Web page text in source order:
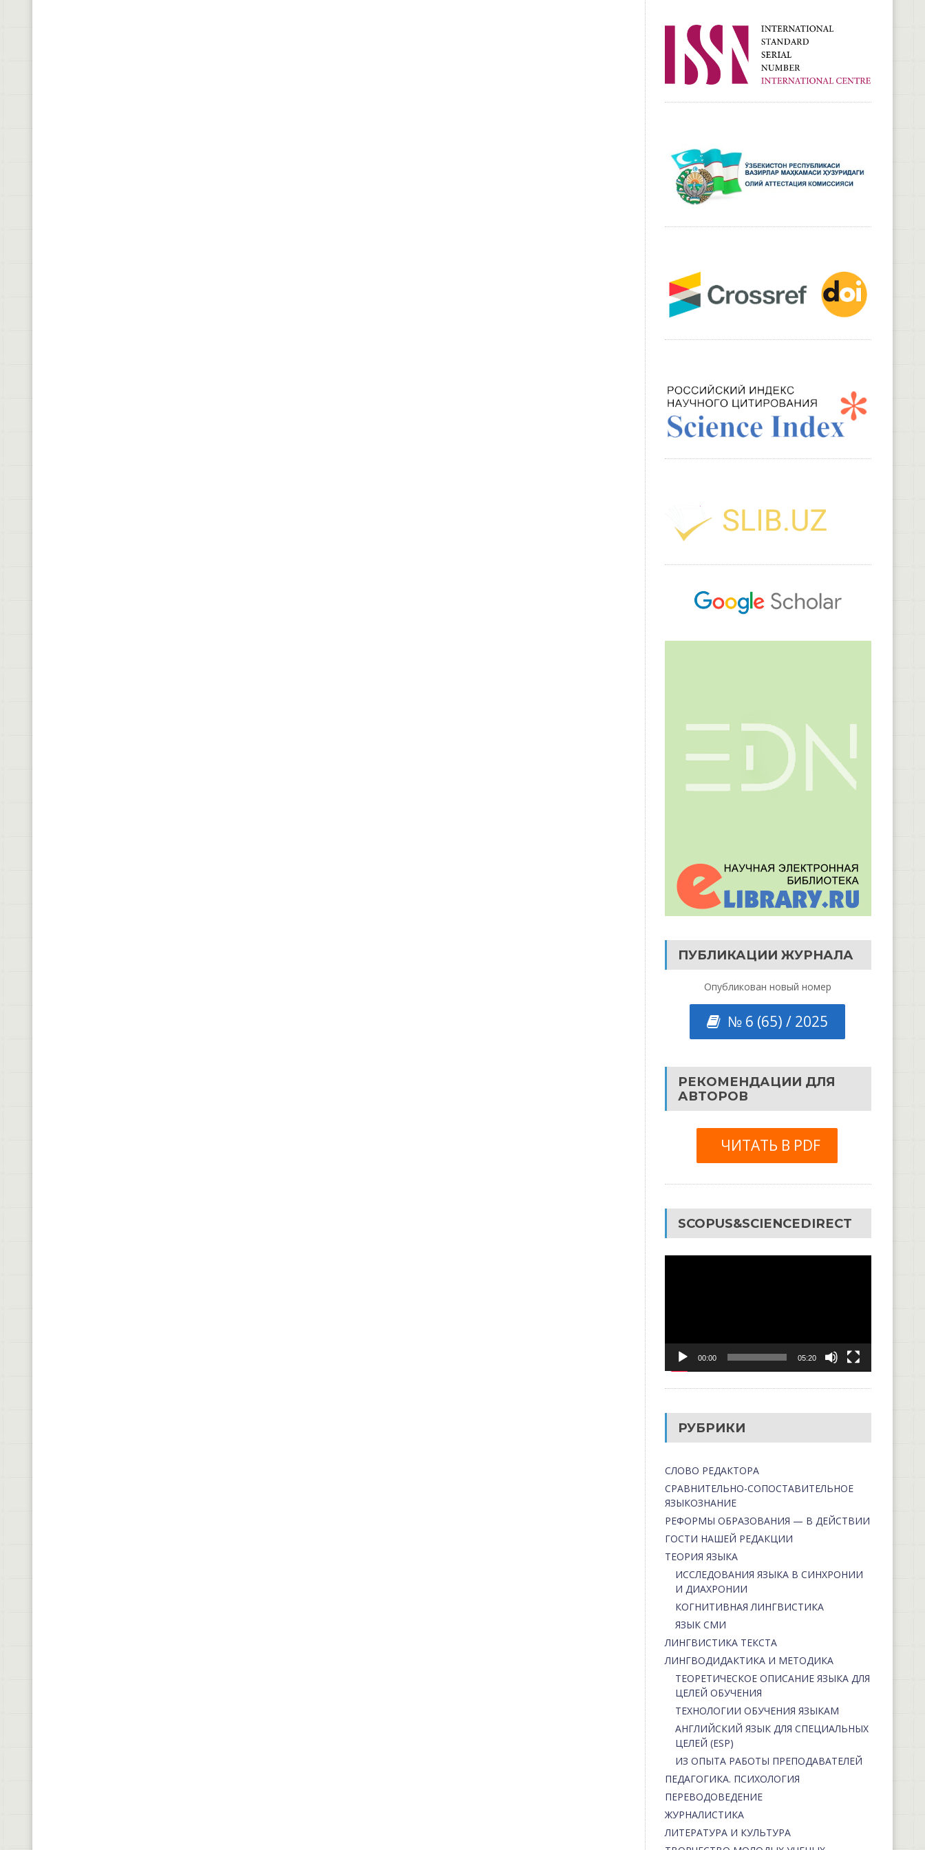
ПУБЛИКАЦИИ ЖУРНАЛА
Опубликован новый номер
№ 6 (65) / 2025
РЕКОМЕНДАЦИИ ДЛЯ
АВТОРОВ
ЧИТАТЬ В PDF
SCOPUS&SCIENCEDIRECT
00:00 05:20
РУБРИКИ
СЛОВО РЕДАКТОРА
СРАВНИТЕЛЬНО-СОПОСТАВИТЕЛЬНОЕ
ЯЗЫКОЗНАНИЕ
РЕФОРМЫ ОБРАЗОВАНИЯ — В ДЕЙСТВИИ
ГОСТИ НАШЕЙ РЕДАКЦИИ
ТЕОРИЯ ЯЗЫКА
ИССЛЕДОВАНИЯ ЯЗЫКА В СИНХРОНИИ
И ДИАХРОНИИ
КОГНИТИВНАЯ ЛИНГВИСТИКА
ЯЗЫК СМИ
ЛИНГВИСТИКА ТЕКСТА
ЛИНГВОДИДАКТИКА И МЕТОДИКА
ТЕОРЕТИЧЕСКОЕ ОПИСАНИЕ ЯЗЫКА ДЛЯ
ЦЕЛЕЙ ОБУЧЕНИЯ
ТЕХНОЛОГИИ ОБУЧЕНИЯ ЯЗЫКАМ
АНГЛИЙСКИЙ ЯЗЫК ДЛЯ СПЕЦИАЛЬНЫХ
ЦЕЛЕЙ (ESP)
ИЗ ОПЫТА РАБОТЫ ПРЕПОДАВАТЕЛЕЙ
ПЕДАГОГИКА. ПСИХОЛОГИЯ
ПЕРЕВОДОВЕДЕНИЕ
ЖУРНАЛИСТИКА
ЛИТЕРАТУРА И КУЛЬТУРА